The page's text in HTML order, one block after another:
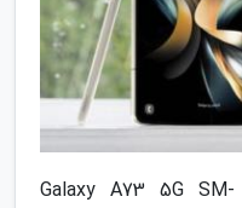
گوشی موبایل سامسونگ مدل Galaxy A73 5G SM-